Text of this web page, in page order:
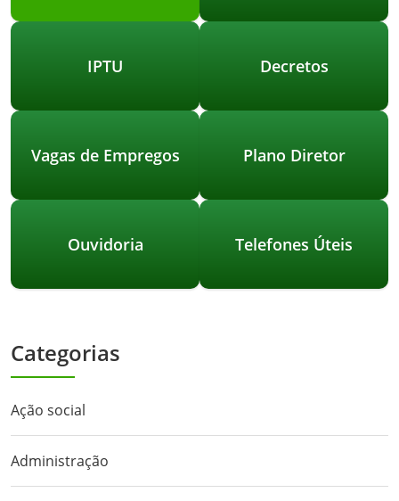
IPTU Decretos
Vagas de Empregos Plano Diretor
Ouvidoria Telefones Úteis
Categorias
Ação social
Administração